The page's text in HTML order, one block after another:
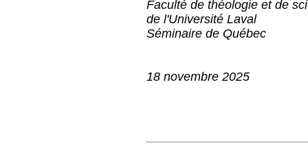
Faculté de théologie et de
de l'Université Laval
Séminaire de Québec
18 novembre 2025